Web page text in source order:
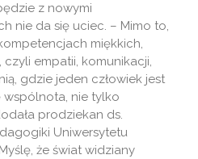
z nowymi
nie da się uciec. – Mimo to,
miękkich,
empatii, komunikacji,
gdzie jeden człowiek jest
wspólnota, nie tylko
prodziekan ds.
Uniwersytetu
że świat widziany